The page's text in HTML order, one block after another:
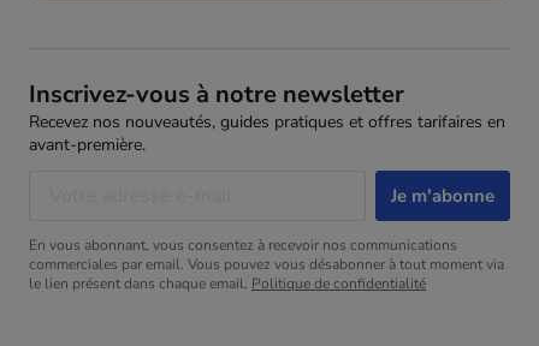
Inscrivez-vous à notre newsletter
Recevez nos nouveautés, guides pratiques et offres tarifaires en
avant-première.
En vous abonnant, vous consentez à recevoir nos communications
commerciales par email. Vous pouvez vous désabonner à tout moment via
le lien présent dans chaque email. Politique de confidentialité